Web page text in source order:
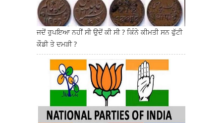
ਜਦੋਂ ਰੁਪਇਆ ਨਹੀਂ ਸੀ ਉਦੋਂ ਕੀ ਸੀ ? ਕਿੰਨੇ ਕੀਮਤੀ ਸਨ ਫੁੱਟੀ
ਕੌਡੀ ਤੇ ਦਮੜੀ ?